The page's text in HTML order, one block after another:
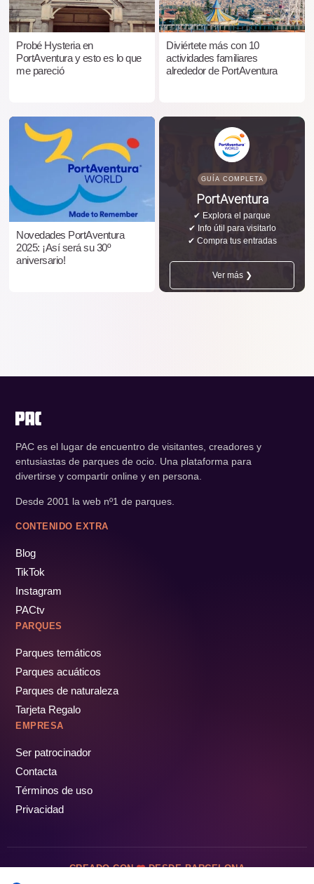
Probé Hysteria en
PortAventura y esto es lo que
me pareció
Diviértete más con 10
actividades familiares
alrededor de PortAventura
Novedades PortAventura
2025: ¡Así será su 30º
aniversario!
GUÍA COMPLETA
PortAventura
✔ Explora el parque
✔ Info útil para visitarlo
✔ Compra tus entradas
Ver más ❯
PAC es el lugar de encuentro de visitantes, creadores y
entusiastas de parques de ocio. Una plataforma para
divertirse y compartir online y en persona.
Desde 2001 la web nº1 de parques.
CONTENIDO EXTRA
Blog
TikTok
Instagram
PACtv
PARQUES
Parques temáticos
Parques acuáticos
Parques de naturaleza
Tarjeta Regalo
EMPRESA
Ser patrocinador
Contacta
Términos de uso
Privacidad
CREADO CON DESDE BARCELONA